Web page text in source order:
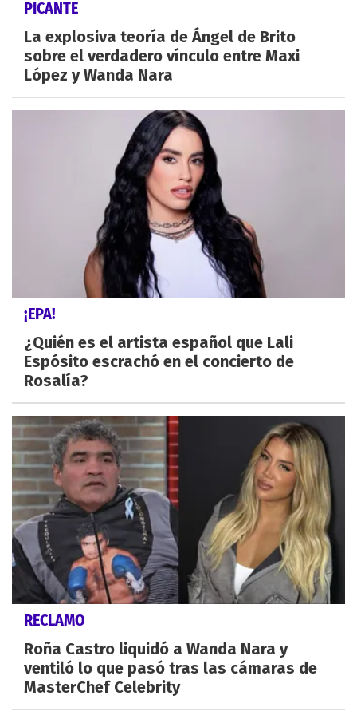
PICANTE
La explosiva teoría de Ángel de Brito
sobre el verdadero vínculo entre Maxi
López y Wanda Nara
¡EPA!
¿Quién es el artista español que Lali
Espósito escrachó en el concierto de
Rosalía?
RECLAMO
Roña Castro liquidó a Wanda Nara y
ventiló lo que pasó tras las cámaras de
MasterChef Celebrity